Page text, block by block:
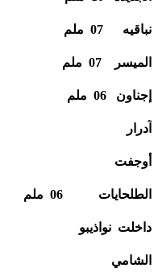
نباقيه 07 ملم
الميسر 07 ملم
إجناون 06 ملم
آدرار
أوجفت
الطلحايات 06 ملم
داخلت نواذيبو
الشامي